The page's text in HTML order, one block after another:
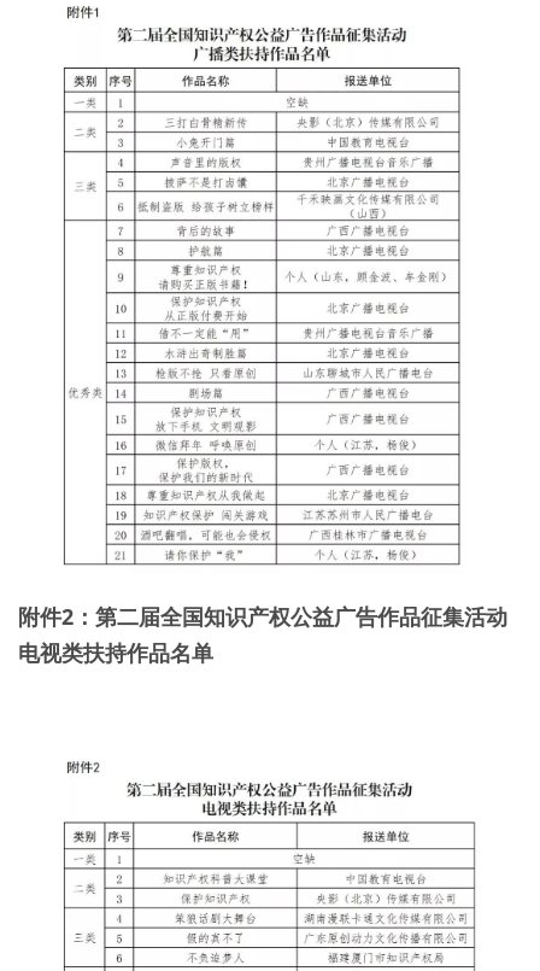
附件2：第二届全国知识产权公益广告作品征集活动
电视类扶持作品名单